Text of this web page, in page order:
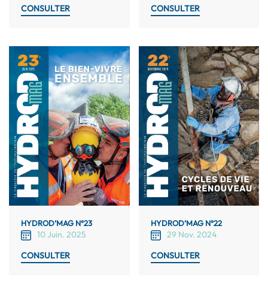
CONSULTER
CONSULTER
HYDROD’MAG N°23
10 Juin. 2025
CONSULTER
HYDROD’MAG N°22
29 Nov. 2024
CONSULTER